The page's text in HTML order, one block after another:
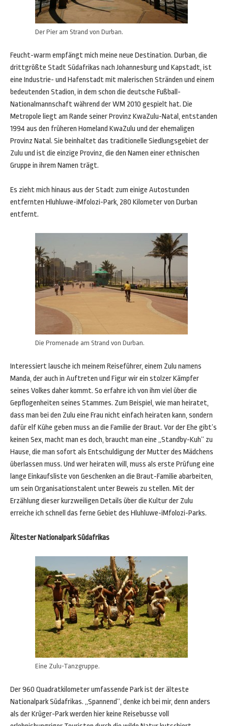
Der Pier am Strand von Durban.
Feucht-warm empfängt mich meine neue Destination. Durban, die
drittgrößte Stadt Südafrikas nach Johannesburg und Kapstadt, ist
eine Industrie- und Hafenstadt mit malerischen Stränden und einem
bedeutenden Stadion, in dem schon die deutsche Fußball-
Nationalmannschaft während der WM 2010 gespielt hat. Die
Metropole liegt am Rande seiner Provinz KwaZulu-Natal, entstanden
1994 aus den früheren Homeland KwaZulu und der ehemaligen
Provinz Natal. Sie beinhaltet das traditionelle Siedlungsgebiet der
Zulu und ist die einzige Provinz, die den Namen einer ethnischen
Gruppe in ihrem Namen trägt.
Es zieht mich hinaus aus der Stadt zum einige Autostunden
entfernten Hluhluwe-iMfolozi-Park, 280 Kilometer von Durban
entfernt.
Die Promenade am Strand von Durban.
Interessiert lausche ich meinem Reiseführer, einem Zulu namens
Manda, der auch in Auftreten und Figur wir ein stolzer Kämpfer
seines Volkes daher kommt. So erfahre ich von ihm viel über die
Gepflogenheiten seines Stammes. Zum Beispiel, wie man heiratet,
dass man bei den Zulu eine Frau nicht einfach heiraten kann, sondern
dafür elf Kühe geben muss an die Familie der Braut. Vor der Ehe gibt’s
keinen Sex, macht man es doch, braucht man eine „Standby-Kuh“ zu
Hause, die man sofort als Entschuldigung der Mutter des Mädchens
überlassen muss. Und wer heiraten will, muss als erste Prüfung eine
lange Einkaufsliste von Geschenken an die Braut-Familie abarbeiten,
um sein Organisationstalent unter Beweis zu stellen. Mit der
Erzählung dieser kurzweiligen Details über die Kultur der Zulu
erreiche ich schnell das ferne Gebiet des Hluhluwe-iMfolozi-Parks.
Ältester Nationalpark Südafrikas
Eine Zulu-Tanzgruppe.
Der 960 Quadratkilometer umfassende Park ist der älteste
Nationalpark Südafrikas. „Spannend“, denke ich bei mir, denn anders
als der Krüger-Park werden hier keine Reisebusse voll